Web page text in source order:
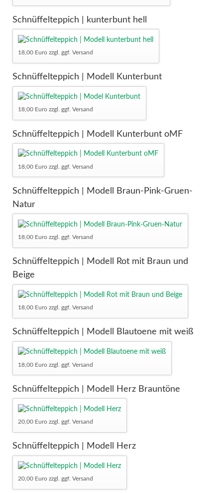
Schnüffelteppich | kunterbunt hell
18,00 Euro zzgl. ggf. Versand
Schnüffelteppich | Modell Kunterbunt
18,00 Euro zzgl. ggf. Versand
Schnüffelteppich | Modell Kunterbunt oMF
18,00 Euro zzgl. ggf. Versand
Schnüffelteppich | Modell Braun-Pink-Gruen-
Natur
18,00 Euro zzgl. ggf. Versand
Schnüffelteppich | Modell Rot mit Braun und
Beige
18,00 Euro zzgl. ggf. Versand
Schnüffelteppich | Modell Blautoene mit weiß
18,00 Euro zzgl. ggf. Versand
Schnüffelteppich | Modell Herz Brauntöne
20,00 Euro zzgl. ggf. Versand
Schnüffelteppich | Modell Herz
20,00 Euro zzgl. ggf. Versand